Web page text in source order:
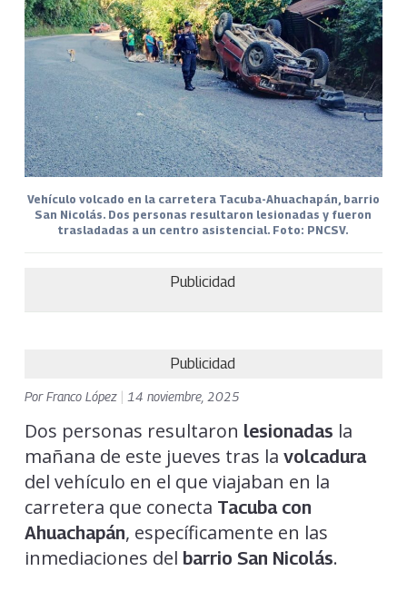
Vehículo volcado en la carretera Tacuba-Ahuachapán, barrio
San Nicolás. Dos personas resultaron lesionadas y fueron
trasladadas a un centro asistencial. Foto: PNCSV.
Publicidad
Publicidad
PorFranco López 14 noviembre, 2025
Dos personas resultaron lesionadas la
mañana de este jueves tras la volcadura
del vehículo en el que viajaban en la
carretera que conecta Tacuba con
Ahuachapán, específicamente en las
inmediaciones del barrio San Nicolás.